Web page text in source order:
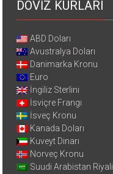
DÖVİZ KURLARI
ABD Doları
Avustralya Doları
Danimarka Kronu
Euro
İngiliz Sterlini
İsviçre Frangı
İsveç Kronu
Kanada Doları
Kuveyt Dinarı
Norveç Kronu
Suudi Arabistan Riyali